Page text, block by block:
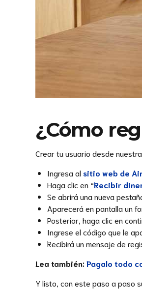
¿Cómo
Crear tu usuario desde
Ingresa al sitio web de
Haga clic en “Recibir
Se abrirá una nueva
Aparecerá en pantalla un
Posterior, haga clic en
Ingrese el código que le
Recibirá un mensaje de
Lea también:Pagalo todo
Y listo, con este paso a paso